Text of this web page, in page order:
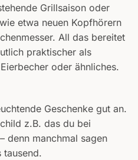
Grillsaison oder
etwa neuen Kopfhörern
All das bereitet
praktischer als
oder ähnliches.
Geschenke gut an.
z.B. das du bei
denn manchmal sagen
tausend.